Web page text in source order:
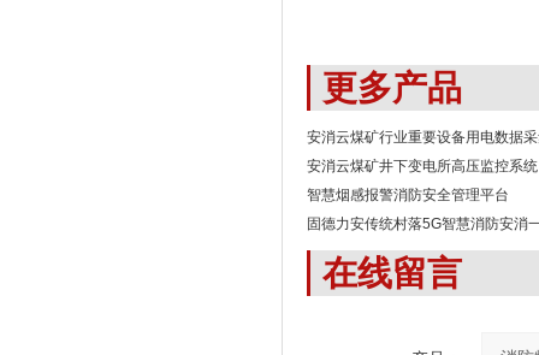
更多产品
安消云煤矿行业重要设备用电数据
安消云煤矿井下变电所高压监控系统
智慧烟感报警消防安全管理平台
固德力安传统村落5G智慧消防安消
在线留言